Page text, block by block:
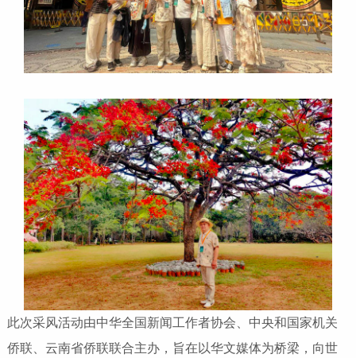
此次采风活动由中华全国新闻工作者协会、中央和国家机关
侨联、云南省侨联联合主办，旨在以华文媒体为桥梁，向世